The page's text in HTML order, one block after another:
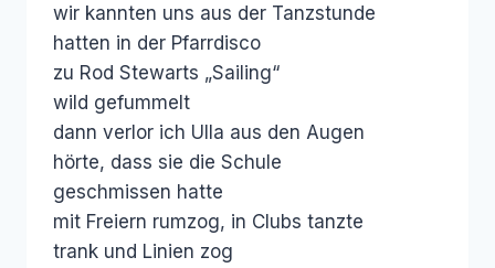
wir kannten uns aus der Tanzstunde
hatten in der Pfarrdisco
zu Rod Stewarts „Sailing“
wild gefummelt
dann verlor ich Ulla aus den Augen
hörte, dass sie die Schule
geschmissen hatte
mit Freiern rumzog, in Clubs tanzte
trank und Linien zog